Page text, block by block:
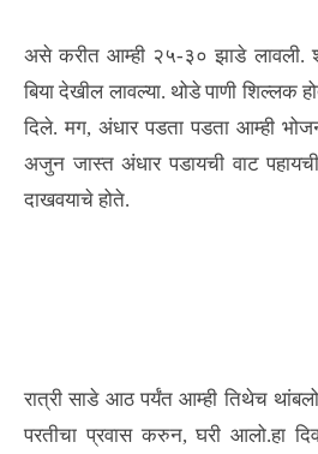
असे करीत आम्ही २५-३० झाडे लावली.
बिया देखील लावल्या. थोडे पाणी शिल्लक
दिले. मग, अंधार पडता पडता आम्ही
अजुन जास्त अंधार पडायची वाट
दाखवयाचे होते.
रात्री साडे आठ पर्यंत आम्ही तिथेच
परतीचा प्रवास करुन, घरी आलो.हा